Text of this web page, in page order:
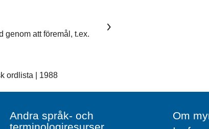
genom att föremål, t.ex.
ordlista | 1988
Andra språk- och
Om